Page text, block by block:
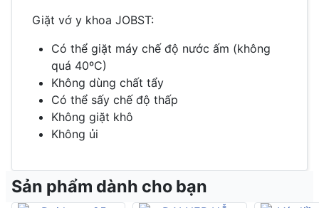
Giặt vớ y khoa JOBST:
Có thể giặt máy chế độ nước ấm (không
quá 40ºC)
Không dùng chất tẩy
Có thể sấy chế độ thấp
Không giặt khô
Không ủi
Sản phẩm dành cho bạn